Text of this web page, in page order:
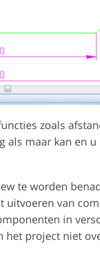
zoals
als maar kan en
te worden
uitvoeren van
in
het project niet